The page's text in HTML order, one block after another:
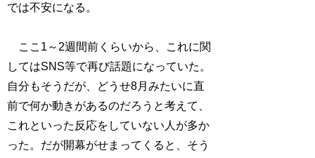
では不安になる。
ここ1～2週間前くらいから、これに関
してはSNS等で再び話題になっていた。
自分もそうだが、どうせ8月みたいに直
前で何か動きがあるのだろうと考えて、
これといった反応をしていない人が多か
った。だが開幕がせまってくると、そう